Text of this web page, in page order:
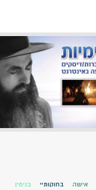
אישה בחוקותיי בנימין